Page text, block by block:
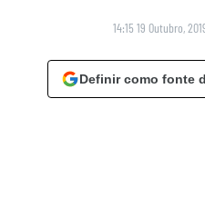
14:15 19 Outubro,
Definir como fonte